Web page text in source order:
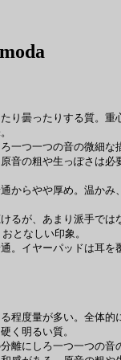
り曇ったりする質。
一つ一つの音の微細
音の粗や生っぽさは
からやや厚め。温か
るが、あまり派手では
となしい印象。
。イヤーパッドは耳
程度量が多い。全体
く明るい質。
離にしろ一つ一つの